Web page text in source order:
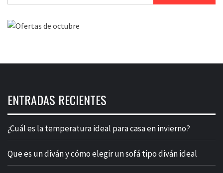
ENTRADAS RECIENTES
¿Cuál es la temperatura ideal para casa en invierno?
Que es un diván y cómo elegir un sofá tipo diván ideal